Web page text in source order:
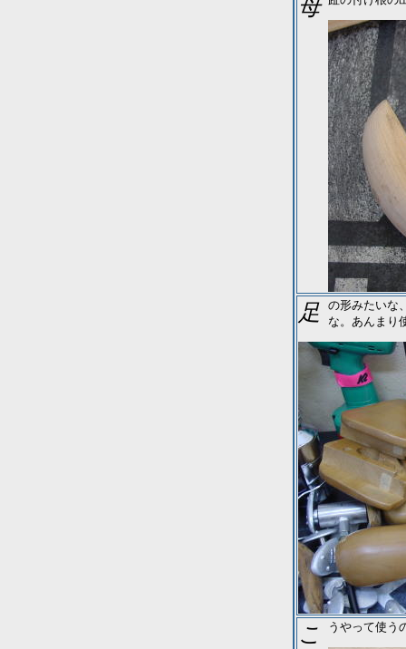
足の形みたいな、大掛かりな木型。広い部分や踵周りなど。いっぺんにひろげられるか な。あんまり
こうやって使